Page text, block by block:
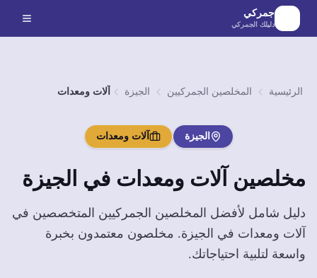
الانتقال إلى المحتوى الرئيسي
جمركي
دليلك الجمركي
الرئيسية المخلصين الجمركيين الجيزة آلات ومعدات
الجيزة آلات ومعدات
مخلصين آلات ومعدات في الجيزة
دليل شامل لأفضل المخلصين الجمركيين المتخصصين في
آلات ومعدات في الجيزة. مخلصون معتمدون بخبرة
واسعة لتلبية احتياجاتك.